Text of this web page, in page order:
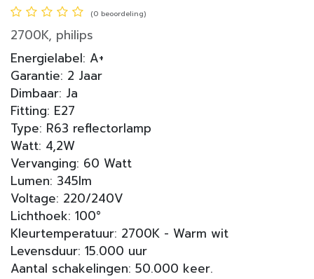
(0 beoordeling)
2700K, philips
Energielabel: A+
Garantie: 2 Jaar
Dimbaar: Ja
Fitting: E27
Type: R63 reflectorlamp
Watt: 4,2W
Vervanging: 60 Watt
Lumen: 345lm
Voltage: 220/240V
Lichthoek: 100°
Kleurtemperatuur: 2700K - Warm wit
Levensduur: 15.000 uur
Aantal schakelingen: 50.000 keer.